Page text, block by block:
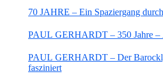
70 JAHRE – Ein Spaziergang
PAUL GERHARDT – 350 Jahre
PAUL GERHARDT – Der
fasziniert